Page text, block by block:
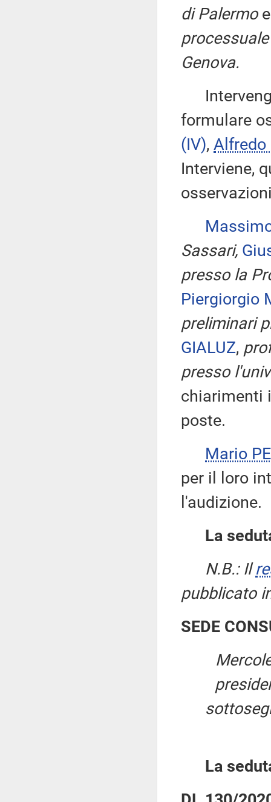
di Palermo
Genova.
formulare
(IV), Alfredo
Interviene,
Sassari,
presso la
Piergiorgio
preliminari
GIALUZ,
presso
chiarimenti
poste.
Mario
per il loro
l'audizione.
La
N.B.: Il
pubblicato
SEDE
La